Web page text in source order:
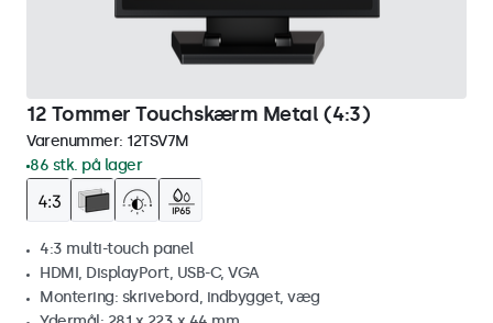
12 Tommer Touchskærm Metal (4:3)
Varenummer: 12TSV7M
86 stk. på lager
4:3 multi-touch panel
HDMI, DisplayPort, USB-C, VGA
Montering: skrivebord, indbygget, væg